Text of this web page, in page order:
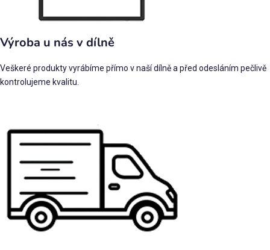
Výroba u nás v dílně
Veškeré produkty vyrábíme přímo v naší dílně a před odesláním pečlivě
kontrolujeme kvalitu.